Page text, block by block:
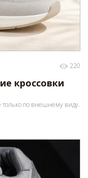
220
кроссовки
только по внешнему виду.